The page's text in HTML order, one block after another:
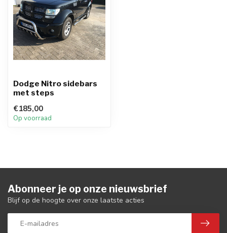
Dodge Nitro sidebars
met steps
€185,00
Op voorraad
Abonneer je op onze nieuwsbrief
Blijf op de hoogte over onze laatste acties